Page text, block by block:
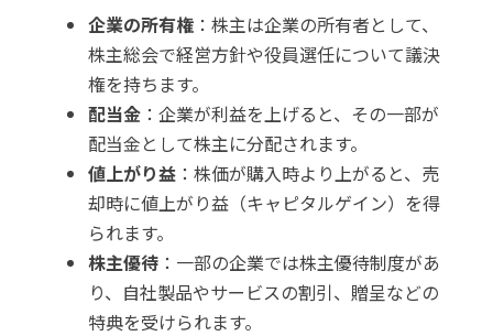
企業の所有権 ：株主は企業の所有者として、
株主総会で経営方針や役員選任について議決
権を持ちます。
配当金 ：企業が利益を上げると、その一部が
配当金として株主に分配されます。
値上がり益 ：株価が購入時より上がると、売
却時に値上がり益（キャピタルゲイン）を得
られます。
株主優待 ：一部の企業では株主優待制度があ
り、自社製品やサービスの割引、贈呈などの
特典を受けられます。